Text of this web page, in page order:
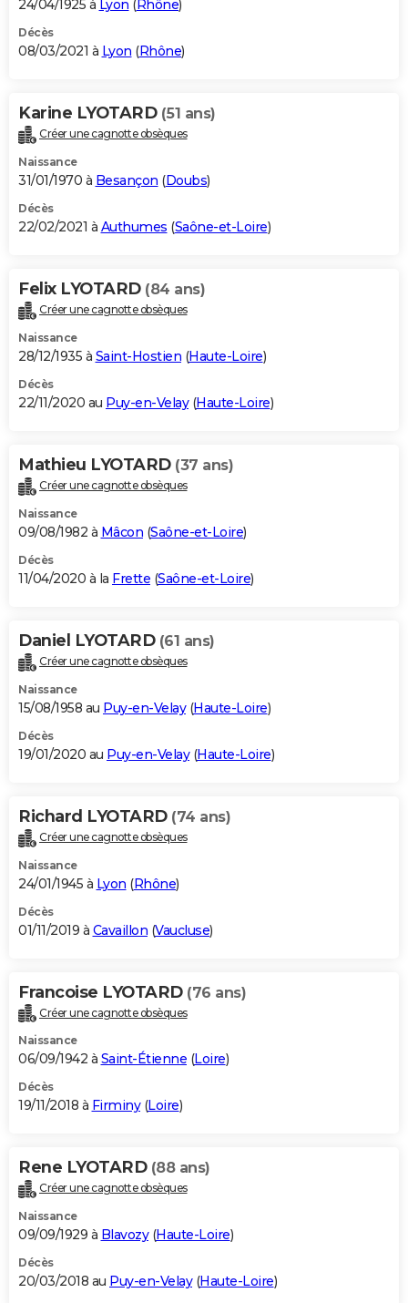
24/04/1925 à Lyon ( Rhône)
Décès
08/03/2021 à Lyon (Rhône)
Karine LYOTARD (51 ans)
Créer une cagnotte obsèques
Naissance
31/01/1970 à Besançon (Doubs)
Décès
22/02/2021 à Authumes (Saône-et-Loire)
Felix LYOTARD (84 ans)
Créer une cagnotte obsèques
Naissance
28/12/1935 à Saint-Hostien (Haute-Loire)
Décès
22/11/2020 au Puy-en-Velay(Haute-Loire)
Mathieu LYOTARD (37 ans)
Créer une cagnotte obsèques
Naissance
09/08/1982 à Mâcon (Saône-et-Loire)
Décès
11/04/2020 à la Frette (Saône-et-Loire)
Daniel LYOTARD (61 ans)
Créer une cagnotte obsèques
Naissance
15/08/1958 au Puy-en-Velay(Haute-Loire)
Décès
19/01/2020 au Puy-en-Velay(Haute-Loire)
Richard LYOTARD (74 ans)
Créer une cagnotte obsèques
Naissance
24/01/1945 à Lyon (Rhône)
Décès
01/11/2019 à Cavaillon (Vaucluse)
Francoise LYOTARD (76 ans)
Créer une cagnotte obsèques
Naissance
06/09/1942 à Saint-Étienne (Loire)
Décès
19/11/2018 à Firminy(Loire)
Rene LYOTARD (88 ans)
Créer une cagnotte obsèques
Naissance
09/09/1929 à Blavozy(Haute-Loire)
Décès
20/03/2018 au Puy-en-Velay(Haute-Loire)